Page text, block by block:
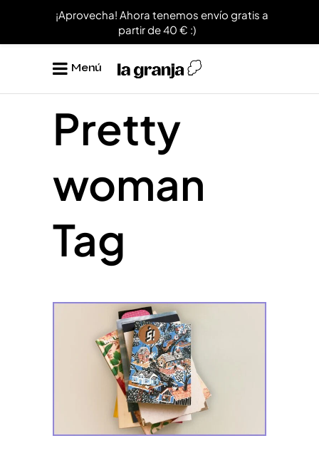
Menú
Pretty
woman
Tag
¡Aprovecha! Ahora tenemos envío gratis a
partir de 40 € :)